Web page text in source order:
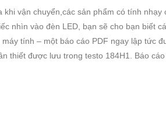
vận chuyển,các sản phẩm có tính
nhìn vào đèn LED, bạn sẽ cho bạn biết
tính – một báo cáo PDF ngay lập tức
thiết được lưu trong testo 184H1. Báo